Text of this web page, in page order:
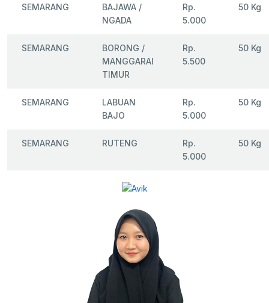
SEMARANG
BAJAWA /
NGADA
Rp.
5.000
50 Kg
SEMARANG
BORONG /
MANGGARAI
TIMUR
Rp.
5.500
50 Kg
SEMARANG
LABUAN
BAJO
Rp.
5.000
50 Kg
SEMARANG RUTENG
Rp.
5.000
50 Kg